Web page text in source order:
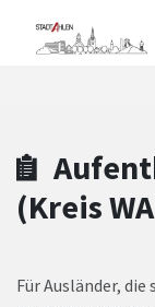
Zum
Zum
Zum
Zum Hauptinhalt
(Kreis
Für Ausländer,